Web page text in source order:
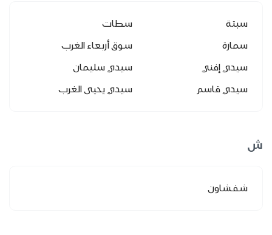
سبتة
سطات
سمارة
سوق أربعاء الغرب
سيدي إفني
سيدي سليمان
سيدي قاسم
سيدي يحيى الغرب
ش
شفشاون